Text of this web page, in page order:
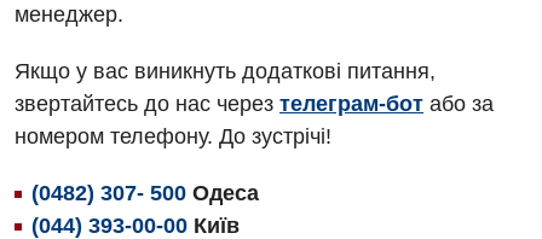
менеджер.
Якщо у вас виникнуть додаткові питання,
звертайтесь до нас через телеграм-бот або за
номером телефону. До зустрічі!
(0482) 307- 500 Одеса
(044) 393-00-00 Київ